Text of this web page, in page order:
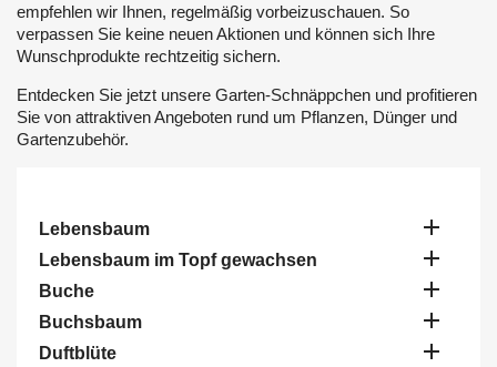
Lebensbaum 
Lebensbaum im Topf gewachsen 
Buche 
Buchsbaum 
Duftblüte 
empfehlen wir Ihnen, regelmäßig vorbeizuschauen. So
verpassen Sie keine neuen Aktionen und können sich Ihre
Wunschprodukte rechtzeitig sichern.
Entdecken Sie jetzt unsere Garten-Schnäppchen und profitieren
Sie von attraktiven Angeboten rund um Pflanzen, Dünger und
Gartenzubehör.